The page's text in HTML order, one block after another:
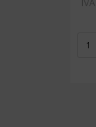
Col